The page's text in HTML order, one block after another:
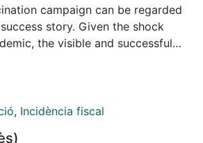
campaign can be regarded
story. Given the shock
the visible and successful
authorities regarding
whether the vaccination process
willingness to pay taxes
, Incidència fiscal